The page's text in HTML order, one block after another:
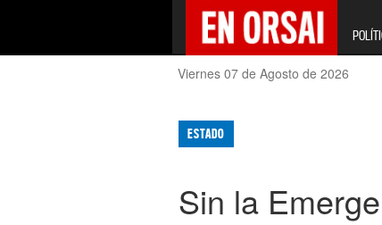
Viernes 07 de Agosto de 2026
ESTADO
Sin la